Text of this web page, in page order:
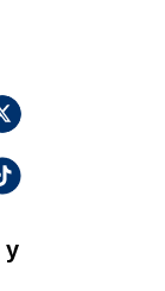
y